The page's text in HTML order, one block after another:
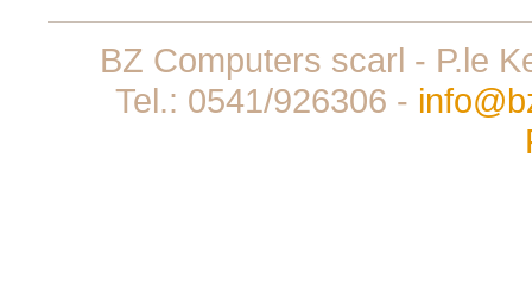
BZ Computers scarl - P.le
Tel.: 0541/926306 -